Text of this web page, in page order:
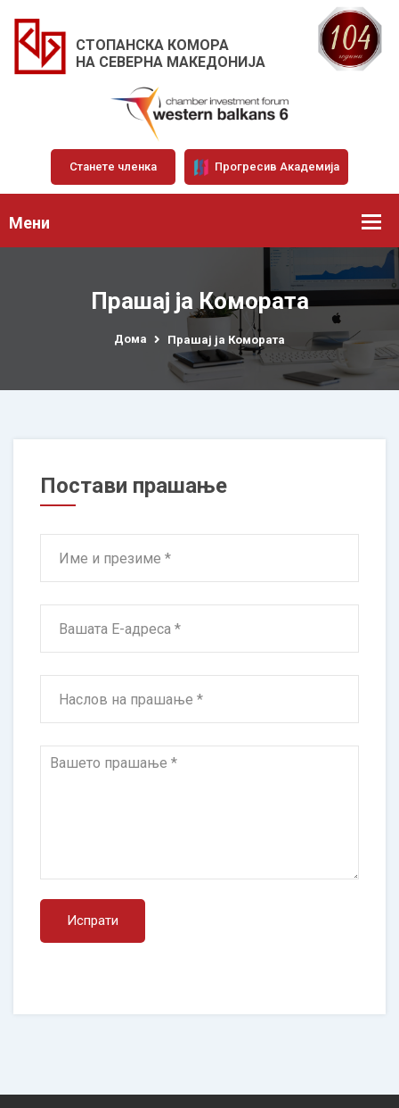
СТОПАНСКА КОМОРА
НА СЕВЕРНА МАКЕДОНИЈА
Станете членка Прогресив Академија
Мени
Прашај ја Комората
Дома Прашај ја Комората
Постави прашање
Испрати